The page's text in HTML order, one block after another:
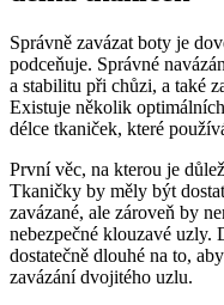
Správně zavázat boty je
podceňuje. Správné
a stabilitu při chůzi, a také‌
Existuje několik
délce tkaniček, které
První věc, na kterou je
Tkaničky by měly být
zavázané,⁤ ale ⁤zároveň by
nebezpečné klouzavé
dostatečně dlouhé na to,
zavázání dvojitého uzlu.